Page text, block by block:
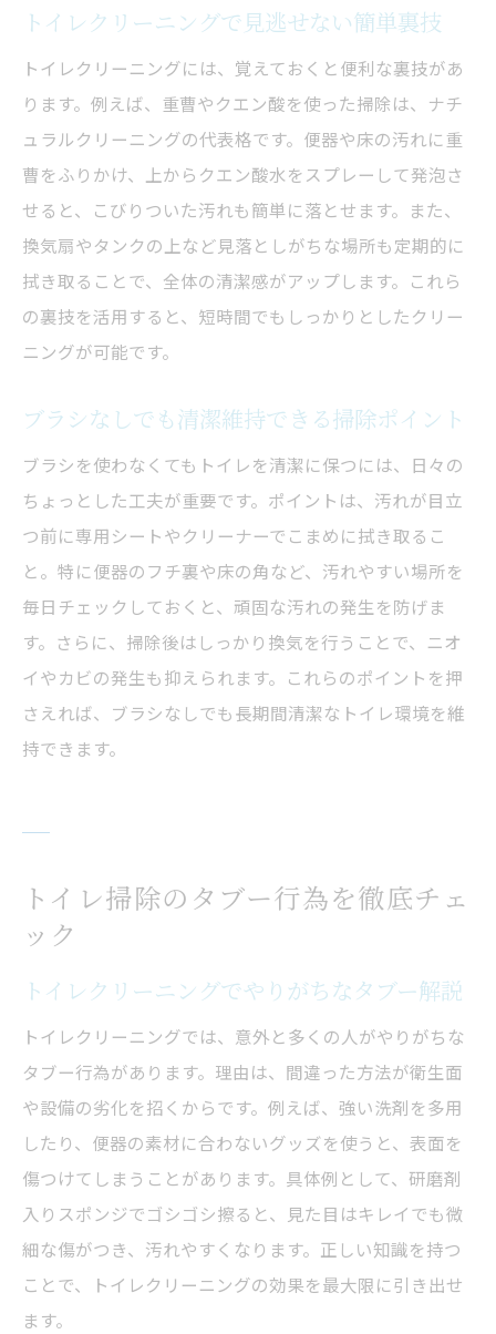
トイレクリーニングで見逃せない簡単裏技
トイレクリーニングには、覚えておくと便利な裏技があ
ります。例えば、重曹やクエン酸を使った掃除は、ナチ
ュラルクリーニングの代表格です。便器や床の汚れに重
曹をふりかけ、上からクエン酸水をスプレーして発泡さ
せると、こびりついた汚れも簡単に落とせます。また、
換気扇やタンクの上など見落としがちな場所も定期的に
拭き取ることで、全体の清潔感がアップします。これら
の裏技を活用すると、短時間でもしっかりとしたクリー
ニングが可能です。
ブラシなしでも清潔維持できる掃除ポイント
ブラシを使わなくてもトイレを清潔に保つには、日々の
ちょっとした工夫が重要です。ポイントは、汚れが目立
つ前に専用シートやクリーナーでこまめに拭き取るこ
と。特に便器のフチ裏や床の角など、汚れやすい場所を
毎日チェックしておくと、頑固な汚れの発生を防げま
す。さらに、掃除後はしっかり換気を行うことで、ニオ
イやカビの発生も抑えられます。これらのポイントを押
さえれば、ブラシなしでも長期間清潔なトイレ環境を維
持できます。
トイレ掃除のタブー行為を徹底チェ
ック
トイレクリーニングでやりがちなタブー解説
トイレクリーニングでは、意外と多くの人がやりがちな
タブー行為があります。理由は、間違った方法が衛生面
や設備の劣化を招くからです。例えば、強い洗剤を多用
したり、便器の素材に合わないグッズを使うと、表面を
傷つけてしまうことがあります。具体例として、研磨剤
入りスポンジでゴシゴシ擦ると、見た目はキレイでも微
細な傷がつき、汚れやすくなります。正しい知識を持つ
ことで、トイレクリーニングの効果を最大限に引き出せ
ます。